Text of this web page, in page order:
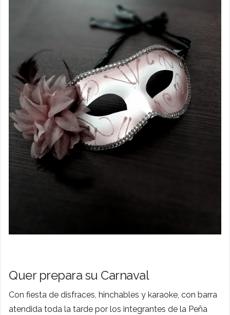
Quer prepara su Carnaval
Con fiesta de disfraces, hinchables y karaoke, con barra
atendida toda la tarde por los integrantes de la Peña